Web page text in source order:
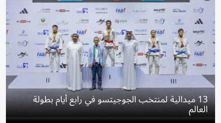
13 ميدالية لمنتخب الجوجيتسو في رابع أيام بطولة
العالم